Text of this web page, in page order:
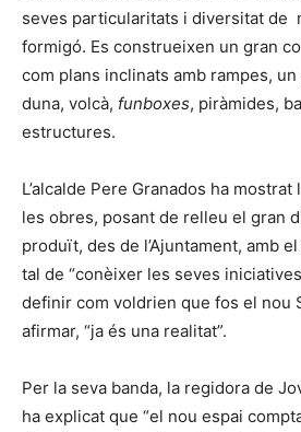
seves particularitats i diversitat de
formigó. Es construeixen un gran
com plans inclinats amb rampes, un
duna, volcà, funboxes, piràmides,
estructures.
L’alcalde Pere Granados ha
les obres, posant de relleu el gran
produït, des de l’Ajuntament, amb
tal de “conèixer les seves
definir com voldrien que fos el nou
afirmar, “ja és una realitat”.
Per la seva banda, la regidora de
ha explicat que “el nou espai